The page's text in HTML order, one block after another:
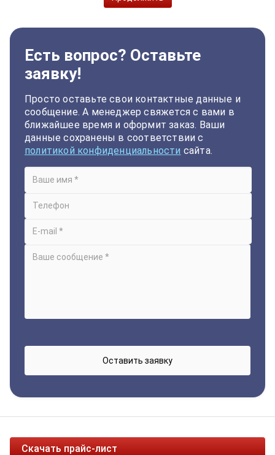
Есть вопрос? Оставьте
заявку!
Просто оставьте свои контактные данные и
сообщение. А менеджер свяжется с вами в
ближайшее время и оформит заказ. Ваши
данные сохранены в соответствии с
политикой конфиденциальности сайта.
Скачать прайс-лист